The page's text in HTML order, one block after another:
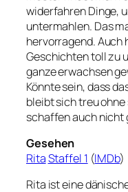
widerfahren Dinge,
untermahlen. Das
hervorragend. Auch
Geschichten toll zu
ganze erwachsen
Könnte sein, dass
bleibt sich treu
schaffen auch nicht
Gesehen
RitaStaffel 1 (IMDb)
Rita ist eine